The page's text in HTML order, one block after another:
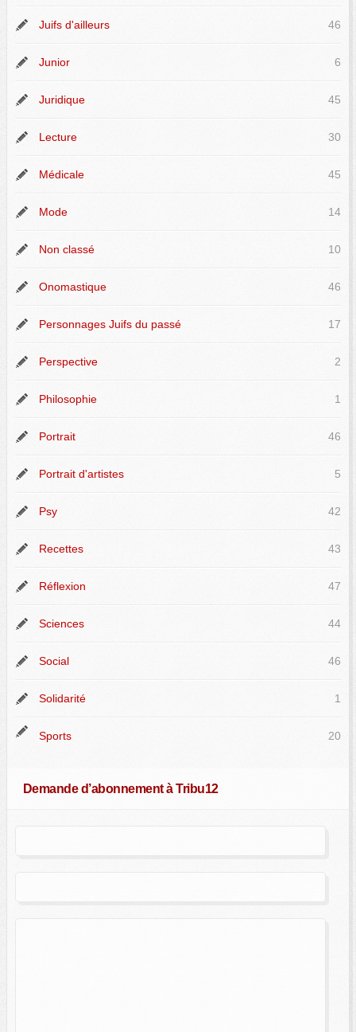
Juifs d'ailleurs 46
Junior 6
Juridique 45
Lecture 30
Médicale 45
Mode 14
Non classé 10
Onomastique 46
Personnages Juifs du passé 17
Perspective 2
Philosophie 1
Portrait 46
Portrait d'artistes 5
Psy 42
Recettes 43
Réflexion 47
Sciences 44
Social 46
Solidarité 1
Sports 20
Demande d’abonnement à Tribu12